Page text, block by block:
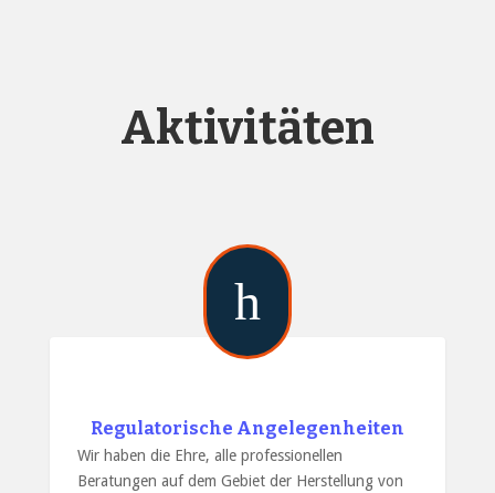
Aktivitäten
h
Regulatorische Angelegenheiten
Wir haben die Ehre, alle professionellen
Beratungen auf dem Gebiet der Herstellung von